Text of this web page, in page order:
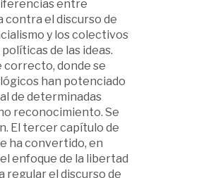
entre
contra el discurso de
y los colectivos
de las ideas.
correcto, donde se
han potenciado
de determinadas
reconocimiento. Se
El tercer capítulo de
ha convertido, en
enfoque de la libertad
regular el discurso de